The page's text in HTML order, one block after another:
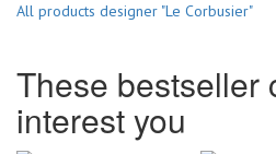
All products designer "Le Corbusier"
These bestseller
interest you